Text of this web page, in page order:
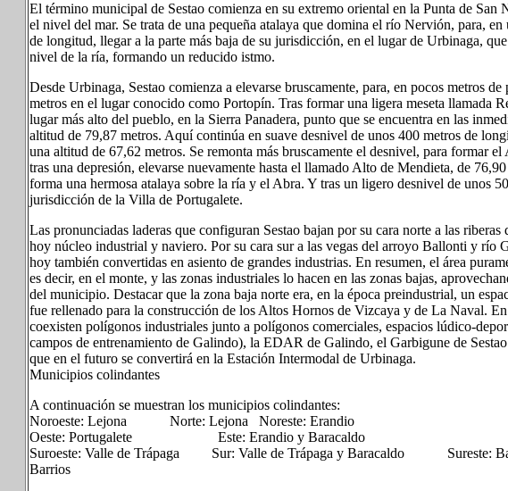
El término municipal de Sestao comienza en su extremo oriental en la Punta de San
el nivel del mar. Se trata de una pequeña atalaya que domina el río Nervión, para,
de longitud, llegar a la parte más baja de su jurisdicción, en el lugar de Urbinaga,
nivel de la ría, formando un reducido istmo.
Desde Urbinaga, Sestao comienza a elevarse bruscamente, para, en pocos metros
metros en el lugar conocido como Portopín. Tras formar una ligera meseta llamada
lugar más alto del pueblo, en la Sierra Panadera, punto que se encuentra en las
altitud de 79,87 metros. Aquí continúa en suave desnivel de unos 400 metros de
una altitud de 67,62 metros. Se remonta más bruscamente el desnivel, para formar
tras una depresión, elevarse nuevamente hasta el llamado Alto de Mendieta, de
forma una hermosa atalaya sobre la ría y el Abra. Y tras un ligero desnivel de unos
jurisdicción de la Villa de Portugalete.
Las pronunciadas laderas que configuran Sestao bajan por su cara norte a las
hoy núcleo industrial y naviero. Por su cara sur a las vegas del arroyo Ballonti y río
hoy también convertidas en asiento de grandes industrias. En resumen, el área
es decir, en el monte, y las zonas industriales lo hacen en las zonas bajas,
del municipio. Destacar que la zona baja norte era, en la época preindustrial, un
fue rellenado para la construcción de los Altos Hornos de Vizcaya y de La Naval.
coexisten polígonos industriales junto a polígonos comerciales, espacios lúdico-
campos de entrenamiento de Galindo), la EDAR de Galindo, el Garbigune de
que en el futuro se convertirá en la Estación Intermodal de Urbinaga.
Municipios colindantes
A continuación se muestran los municipios colindantes:
Noroeste: Lejona Norte: Lejona Noreste: Erandio
Oeste: Portugalete Este: Erandio y Baracaldo
Suroeste: Valle de Trápaga Sur: Valle de Trápaga y Baracaldo Sureste:
Barrios